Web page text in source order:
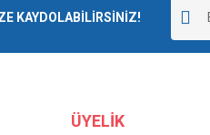
KAYDOLABİLİRSİNİZ!
ÜYELİK